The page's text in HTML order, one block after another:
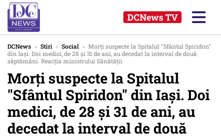
DCNews TV
DCNews › Stiri › Social › Morți suspecte la Spitalul "Sfântul Spiridon"
din Iași. Doi medici, de 28 și 31 de ani, au decedat la interval de două
săptămâni. Reacția ministrului Sănătății
Morți suspecte la Spitalul
"Sfântul Spiridon" din Iași. Doi
medici, de 28 și 31 de ani, au
decedat la interval de două